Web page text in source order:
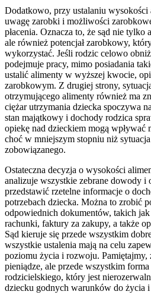
Dodatkowo, przy ustalaniu wysokości
uwagę zarobki i możliwości
płacenia. Oznacza to, że sąd nie tylko
ale również potencjał zarobkowy,
wykorzystać. Jeśli rodzic celowo
podejmuje pracy, mimo posiadania
ustalić alimenty w wyższej kwocie,
zarobkowym. Z drugiej strony,
otrzymującego alimenty również ma
ciężar utrzymania dziecka spoczywa
stan majątkowy i dochody rodzica
opiekę nad dzieckiem mogą wpływać
choć w mniejszym stopniu niż
zobowiązanego.
Ostateczna decyzja o wysokości
analizuje wszystkie zebrane dowody i
przedstawić rzetelne informacje o
potrzebach dziecka. Można to zrobić
odpowiednich dokumentów, takich
rachunki, faktury za zakupy, a także
Sąd kieruje się przede wszystkim
wszystkie ustalenia mają na celu
poziomu życia i rozwoju.
pieniądze, ale przede wszystkim
rodzicielskiego, który jest
dziecku godnych warunków do życia